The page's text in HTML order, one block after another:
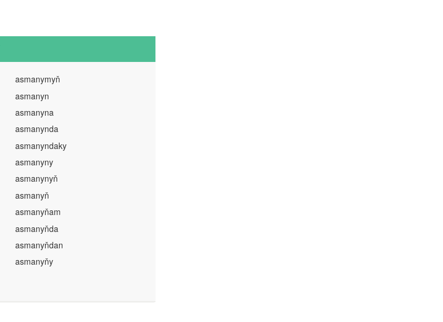
asmanymyň
asmanyn
asmanyna
asmanynda
asmanyndaky
asmanyny
asmanynyň
asmanyň
asmanyňam
asmanyňda
asmanyňdan
asmanyňy